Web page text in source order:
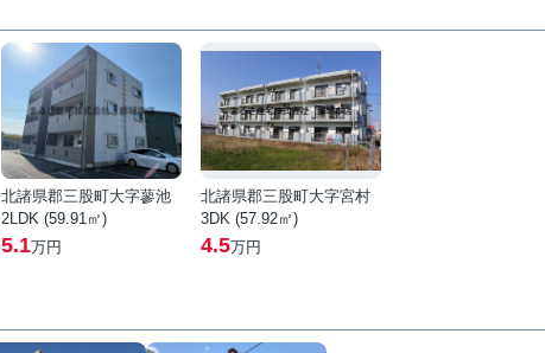
北諸県郡三股町大字蓼池
2LDK (59.91㎡)
5.1万円
北諸県郡三股町大字宮村
3DK (57.92㎡)
4.5万円